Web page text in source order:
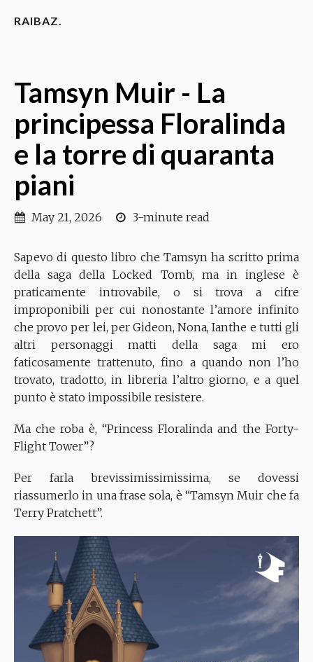
RAIBAZ.
Tamsyn Muir - La
principessa Floralinda
e la torre di quaranta
piani
May 21, 2026 3-minute read
Sapevo di questo libro che Tamsyn ha scritto prima
della saga della Locked Tomb, ma in inglese è
praticamente introvabile, o si trova a cifre
improponibili per cui nonostante l’amore infinito
che provo per lei, per Gideon, Nona, Ianthe e tutti gli
altri personaggi matti della saga mi ero
faticosamente trattenuto, fino a quando non l’ho
trovato, tradotto, in libreria l’altro giorno, e a quel
punto è stato impossibile resistere.
Ma che roba è, “Princess Floralinda and the Forty-
Flight Tower”?
Per farla brevissimissimissima, se dovessi
riassumerlo in una frase sola, è “Tamsyn Muir che fa
Terry Pratchett”.